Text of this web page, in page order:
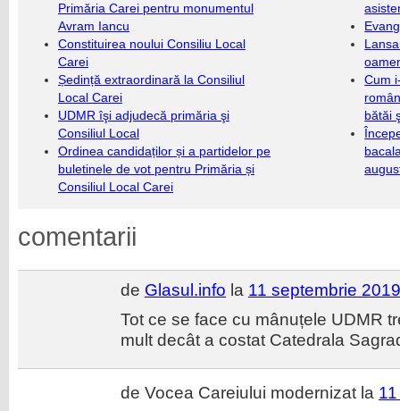
Primăria Carei pentru monumentul
Avram Iancu
Constituirea noului Consiliu Local
Carei
Ședință extraordinară la Consiliul
Local Carei
UDMR îşi adjudecă primăria şi
Consiliul Local
Ordinea candidaților și a partidelor pe
buletinele de vot pentru Primăria și
Consiliul Local Carei
Cum
bătăi
comentarii
de Glasul.info la 11 septembrie
Tot ce se face cu mânuțele UDMR
mult decât a costat Catedrala
de Vocea Careiului modernizat la